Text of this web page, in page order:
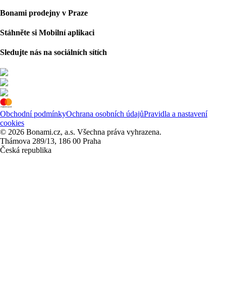
Bonami prodejny v Praze
Stáhněte si Mobilní aplikaci
Sledujte nás na sociálních sítích
Obchodní podmínkyOchrana osobních údajůPravidla a nastavení
cookies
© 2026 Bonami.cz, a.s. Všechna práva vyhrazena.
Thámova 289/13, 186 00 Praha
Česká republika